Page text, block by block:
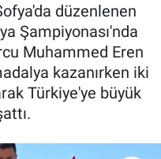
düzenlenen
Şampiyonası'nda
Muhammed Eren
kazanırken iki
Türkiye'ye büyük